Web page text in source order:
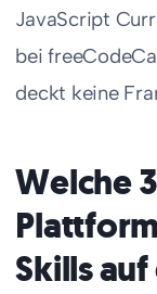
JavaScript
bei
deckt keine
Welche
Skills